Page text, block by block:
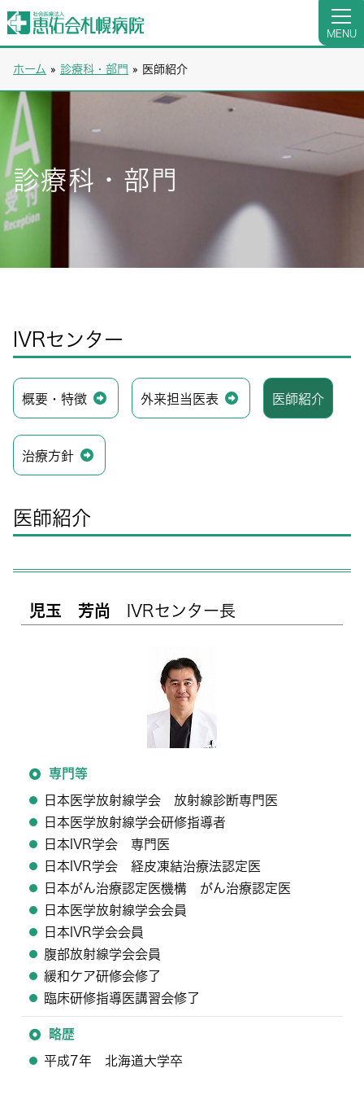
MENU
ホーム » 診療科・部門 » 医師紹介
診療科・部門
IVRセンター
概要・特徴 外来担当医表 医師紹介
治療方針
医師紹介
児玉 芳尚 IVRセンター長
専門等
日本医学放射線学会 放射線診断専門医
日本医学放射線学会研修指導者
日本IVR学会 専門医
日本IVR学会 経皮凍結治療法認定医
日本がん治療認定医機構 がん治療認定医
日本医学放射線学会会員
日本IVR学会会員
腹部放射線学会会員
緩和ケア研修会修了
臨床研修指導医講習会修了
略歴
平成7年 北海道大学卒